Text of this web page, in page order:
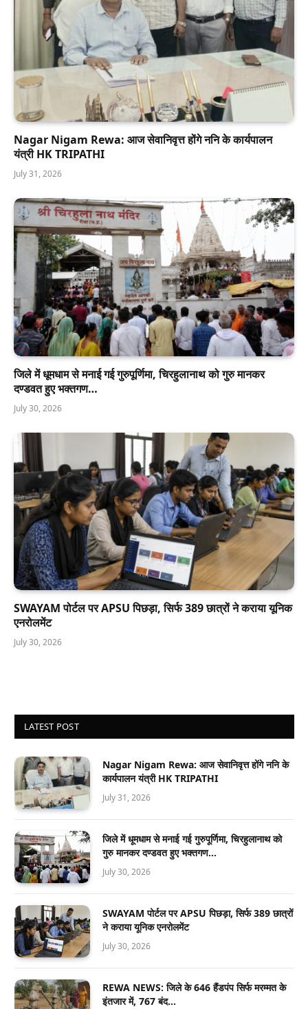
Nagar Nigam Rewa: आज सेवानिवृत्त होंगे ननि के कार्यपालन
यंत्री HK TRIPATHI
July 31, 2026
जिले में धूमधाम से मनाई गई गुरुपूर्णिमा, चिरहुलानाथ को गुरु मानकर
दण्डवत हुए भक्तगण…
July 30, 2026
SWAYAM पोर्टल पर APSU पिछड़ा, सिर्फ 389 छात्रों ने कराया यूनिक
एनरोलमेंट
July 30, 2026
LATEST POST
Nagar Nigam Rewa: आज सेवानिवृत्त होंगे ननि के
कार्यपालन यंत्री HK TRIPATHI
July 31, 2026
जिले में धूमधाम से मनाई गई गुरुपूर्णिमा, चिरहुलानाथ को
गुरु मानकर दण्डवत हुए भक्तगण…
July 30, 2026
SWAYAM पोर्टल पर APSU पिछड़ा, सिर्फ 389 छात्रों
ने कराया यूनिक एनरोलमेंट
July 30, 2026
REWA NEWS: जिले के 646 हैंडपंप सिर्फ मरम्मत के
इंतजार में, 767 बंद…